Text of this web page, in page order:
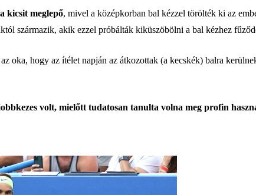
kicsit meglepő, mivel a középkorban bal kézzel törölték ki az
származik, akik ezzel próbálták kiküszöbölni a bal kézhez
oka, hogy az ítélet napján az átkozottak (a kecskék) balra
volt, mielőtt tudatosan tanulta volna meg profin